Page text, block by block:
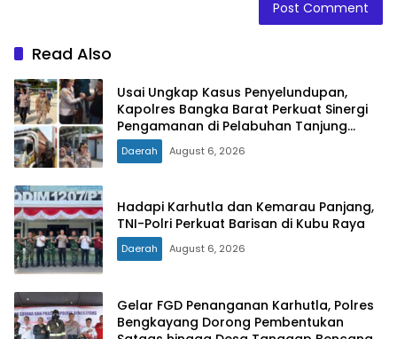
Read Also
Usai Ungkap Kasus Penyelundupan,
Kapolres Bangka Barat Perkuat Sinergi
Pengamanan di Pelabuhan Tanjung
Kalian
Daerah August 6, 2026
Hadapi Karhutla dan Kemarau Panjang,
TNI-Polri Perkuat Barisan di Kubu Raya
Daerah August 6, 2026
Gelar FGD Penanganan Karhutla, Polres
Bengkayang Dorong Pembentukan